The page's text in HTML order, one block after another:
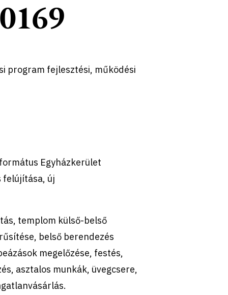
program fejlesztési, működési
Egyházkerület
felújítása, új
templom külső-belső
belső berendezés
megelőzése, festés,
asztalos munkák, üvegcsere,